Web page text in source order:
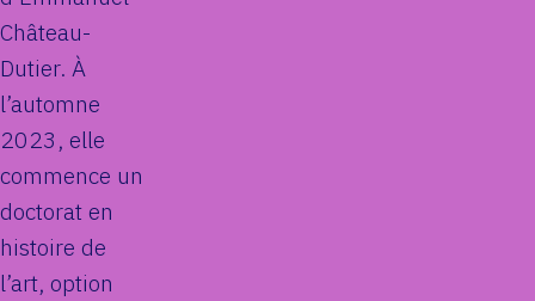
Château-
Dutier. À
l’automne
2023, elle
commence un
doctorat en
histoire de
l’art, option